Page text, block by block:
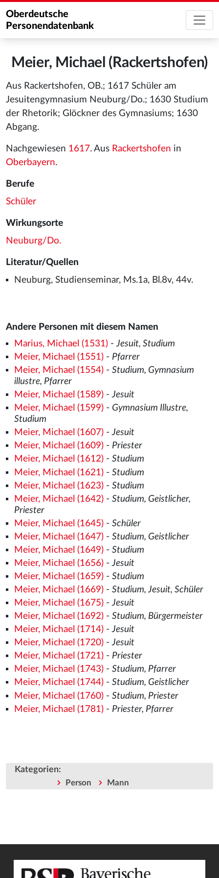
Oberdeutsche
Personendatenbank
Meier, Michael (Rackertshofen)
Aus Rackertshofen, OB.; 1617 Schüler am
Jesuitengymnasium Neuburg/Do.; 1630 Studium
der Rhetorik; Glöckner des Gymnasiums; 1630
Abgang.
Nachgewiesen 1617. Aus Rackertshofen in
Oberbayern.
Berufe
Schüler
Wirkungsorte
Neuburg/Do.
Literatur/Quellen
Neuburg, Studienseminar, Ms.1a, Bl.8v, 44v.
Andere Personen mit diesem Namen
Marius, Michael (1531)-Jesuit, Studium
Meier, Michael (1551)- Pfarrer
Meier, Michael (1554)- Studium, Gymnasium
illustre, Pfarrer
Meier, Michael (1589)-Jesuit
Meier, Michael (1599)- Gymnasium Illustre,
Studium
Meier, Michael (1607)-Jesuit
Meier, Michael (1609)- Priester
Meier, Michael (1612)- Studium
Meier, Michael (1621)- Studium
Meier, Michael (1623)- Studium
Meier, Michael (1642)- Studium, Geistlicher,
Priester
Meier, Michael (1645)- Schüler
Meier, Michael (1647)- Studium, Geistlicher
Meier, Michael (1649)- Studium
Meier, Michael (1656)-Jesuit
Meier, Michael (1659)- Studium
Meier, Michael (1669)- Studium, Jesuit, Schüler
Meier, Michael (1675)-Jesuit
Meier, Michael (1692)- Studium, Bürgermeister
Meier, Michael (1714)-Jesuit
Meier, Michael (1720)-Jesuit
Meier, Michael (1721)- Priester
Meier, Michael (1743)- Studium, Pfarrer
Meier, Michael (1744)- Studium, Geistlicher
Meier, Michael (1760)- Studium, Priester
Meier, Michael (1781)- Priester, Pfarrer
Kategorien:
Person Mann